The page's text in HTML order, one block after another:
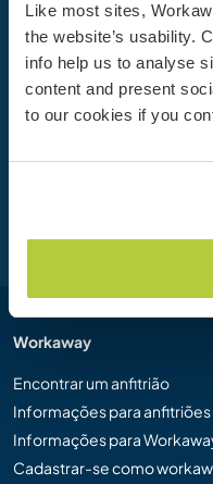
Like most sites,
the website’s usability.
info help us to analyse
content and present
to our cookies if you
Sua próxima
Junte-se à comunidade
descobrir experiências
50.000 oportunidades
Workaway
Encontrar um anfitrião
Informações para anfitriões
Informações para
Cadastrar-se como